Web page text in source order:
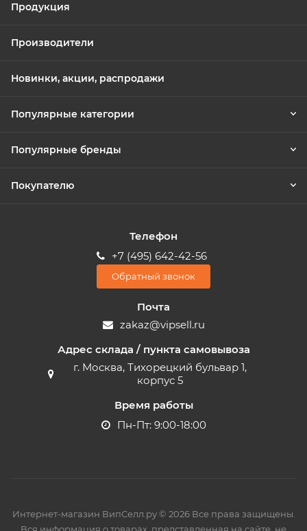
Продукция
Производители
Новинки, акции, распродажи
Популярные категории
Популярные бренды
Покупателю
Телефон
+7 (495) 642-42-56
Обратный звонок
Почта
zakaz@vipsell.ru
Адрес склада / пункта самовывоза
г. Москва, Тихорецкий бульвар 1,
корпус 5
Время работы
Пн-Пт: 9:00-18:00
Интернет-магазин ВипСелл.ру © 2026 Все права защищены.